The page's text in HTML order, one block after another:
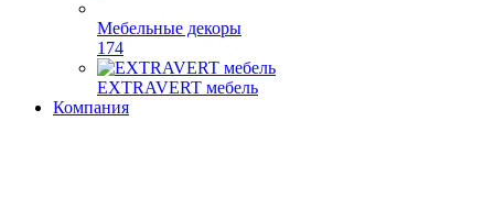
Мебельные декоры
174
EXTRAVERT мебель
Компания